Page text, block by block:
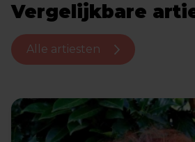
Vergelijkbare
Alle artiesten